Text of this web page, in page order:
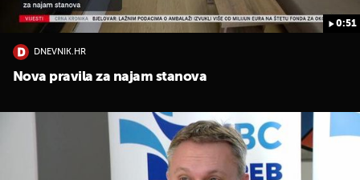
0:51
DNEVNIK.HR
Nova pravila za najam stanova